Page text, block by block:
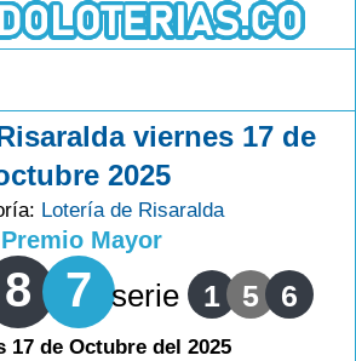
viernes 17 de
2025
Lotería de Risaralda
Premio Mayor
8 7 serie 1 5 6
17 de Octubre del 2025